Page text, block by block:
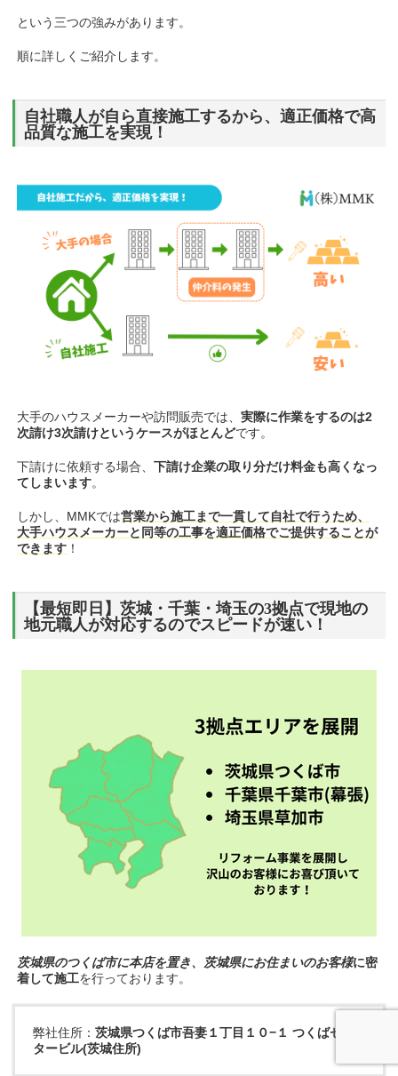
という三つの強みがあります。
順に詳しくご紹介します。
自社職人が自ら直接施工するから、適正価格で高
品質な施工を実現！
大手のハウスメーカーや訪問販売では、実際に作業をするのは2
次請け3次請けというケースがほとんどです。
下請けに依頼する場合、下請け企業の取り分だけ料金も高くなっ
てしまいます。
しかし、MMKでは営業から施工まで一貫して自社で行うため、
大手ハウスメーカーと同等の工事を適正価格でご提供することが
できます ！
【最短即日】茨城・千葉・埼玉の3拠点で現地の
地元職人が対応するのでスピードが速い！
茨城県のつくば市に本店を置き、茨城県にお住まいのお客様に密
着して施工を行っております。
弊社住所：茨城県つくば市吾妻１丁目１０−１ つくばセン
タービル(茨城住所)